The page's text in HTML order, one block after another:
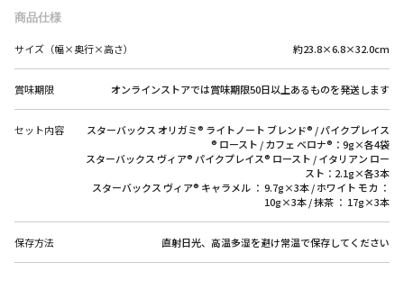
商品仕様
サイズ（幅×奥行×高さ） 約23.8×6.8×32.0cm
賞味期限 オンラインストアでは賞味期限50日以上あるものを発送します
セット内容
スターバックス オリガミ® ライトノート ブレンド® / パイクプレイス
® ロースト / カフェ ベロナ®：9g×各4袋
スターバックス ヴィア® パイクプレイス® ロースト / イタリアン ロー
スト：2.1g×各3本
スターバックス ヴィア® キャラメル ： 9.7g×3本 / ホワイト モカ ：
10g×3本 / 抹茶 ： 17g×3本
保存方法 直射日光、高温多湿を避け常温で保存してください